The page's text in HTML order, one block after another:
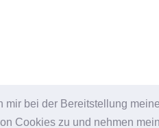
mir bei der Bereitstellung
Cookies zu und nehmen
Stolz präsentiert von